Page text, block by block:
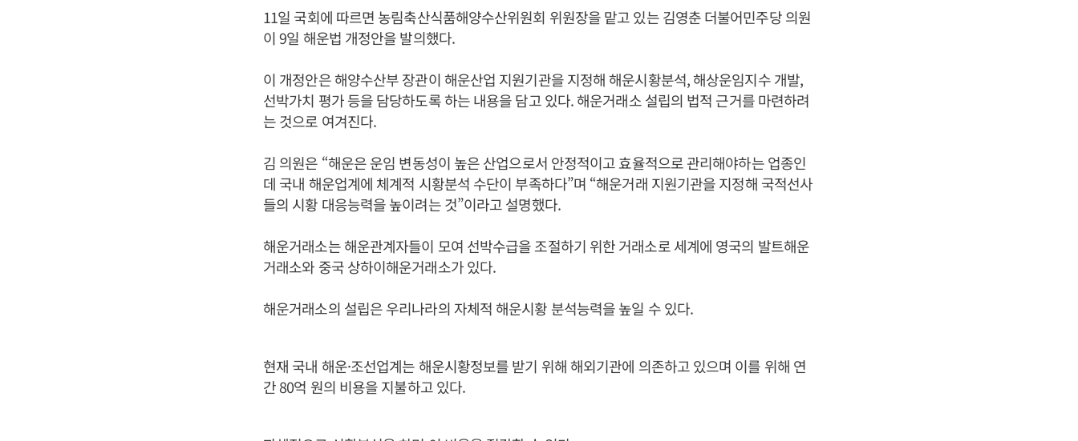
11일 국회에 따르면 농림축산식품해양수산위원회 위원장을 맡고 있는 김영춘 더불어민주당 의원
이 9일 해운법 개정안을 발의했다.
이 개정안은 해양수산부 장관이 해운산업 지원기관을 지정해 해운시황분석, 해상운임지수 개발,
선박가치 평가 등을 담당하도록 하는 내용을 담고 있다. 해운거래소 설립의 법적 근거를 마련하려
는 것으로 여겨진다.
김 의원은 “해운은 운임 변동성이 높은 산업으로서 안정적이고 효율적으로 관리해야하는 업종인
데 국내 해운업계에 체계적 시황분석 수단이 부족하다”며 “해운거래 지원기관을 지정해 국적선사
들의 시황 대응능력을 높이려는 것”이라고 설명했다.
해운거래소는 해운관계자들이 모여 선박수급을 조절하기 위한 거래소로 세계에 영국의 발트해운
거래소와 중국 상하이해운거래소가 있다.
해운거래소의 설립은 우리나라의 자체적 해운시황 분석능력을 높일 수 있다.
현재 국내 해운·조선업계는 해운시황정보를 받기 위해 해외기관에 의존하고 있으며 이를 위해 연
간 80억 원의 비용을 지불하고 있다.